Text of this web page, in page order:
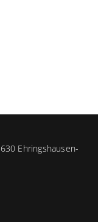
Ehringshausen-